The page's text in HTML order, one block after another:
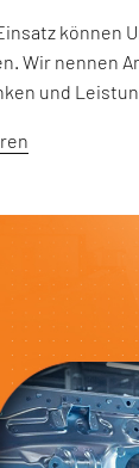
können
Wir nennen
und